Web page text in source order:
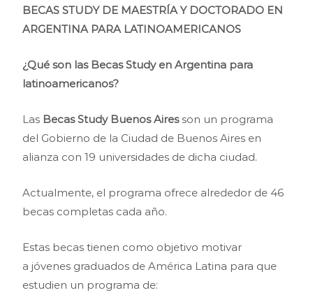
BECAS STUDY DE MAESTRÍA Y DOCTORADO EN
ARGENTINA PARA LATINOAMERICANOS
¿Qué son las Becas Study en Argentina para
latinoamericanos?
Las Becas Study Buenos Airesson un programa
del Gobierno de la Ciudad de Buenos Aires en
alianza con 19 universidades de dicha ciudad.
Actualmente, el programa ofrece alrededor de 46
becas completas cada año.
Estas becas tienen como objetivo motivar
a jóvenes graduados de América Latina para que
estudien un programa de: